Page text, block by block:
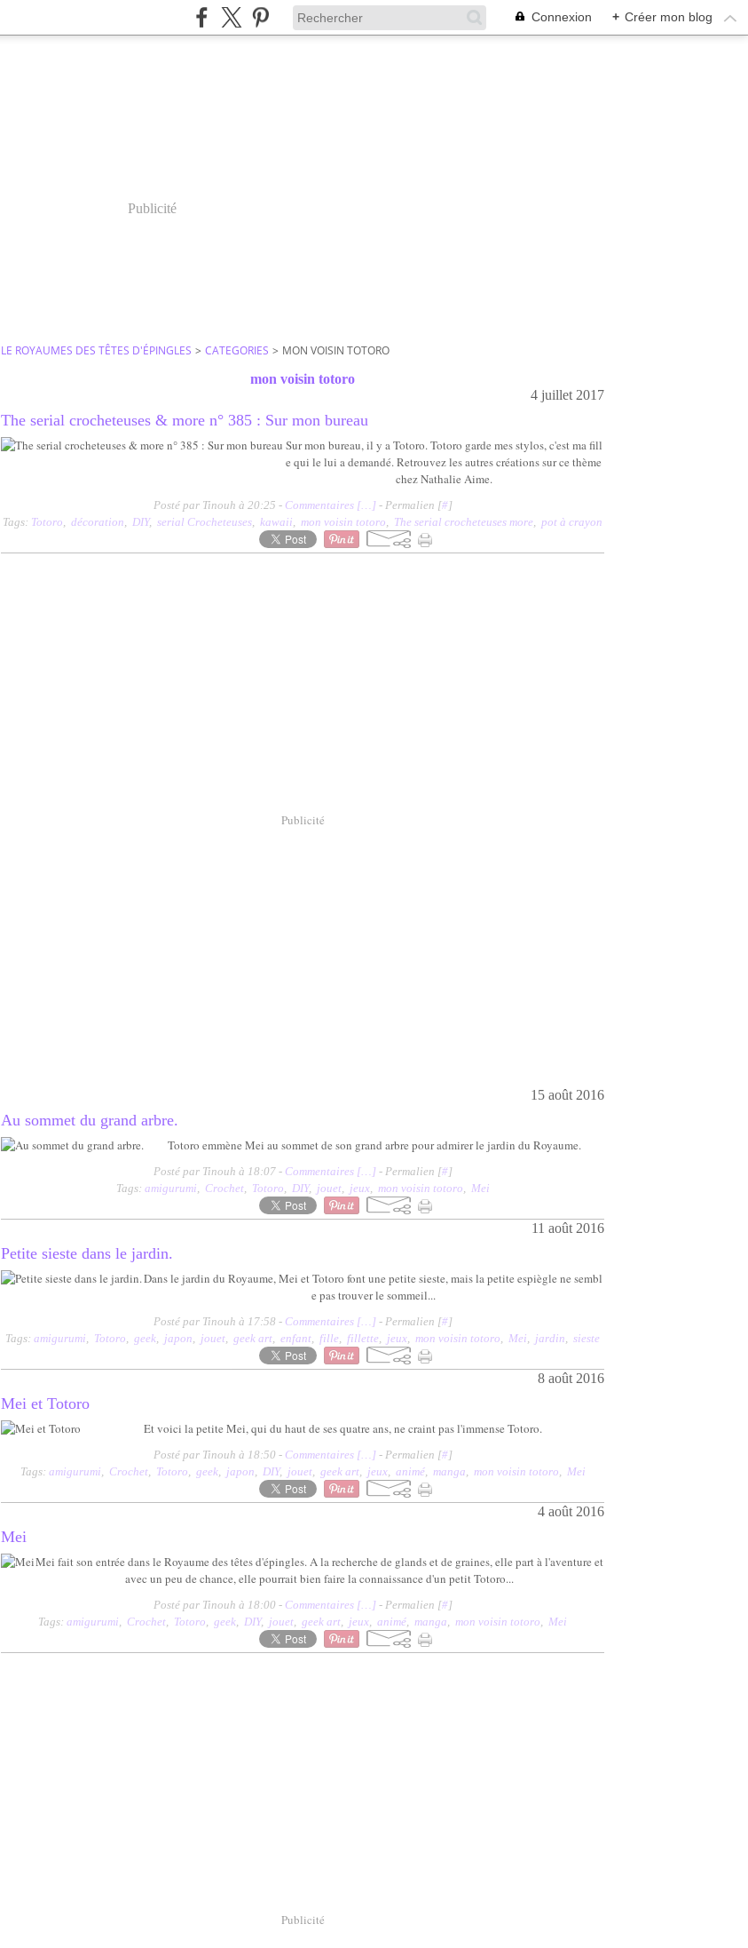
Connexion + Créer mon blog
Publicité
LE ROYAUMES DES TÊTES D'ÉPINGLES > CATEGORIES > MON VOISIN TOTORO
mon voisin totoro
4 juillet 2017
The serial crocheteuses & more n° 385 : Sur mon bureau
Sur mon bureau, il y a Totoro. Totoro garde mes stylos, c'est ma fill
e qui le lui a demandé. Retrouvez les autres créations sur ce thème
chez Nathalie Aime.
Posté par Tinouh à 20:25 - Commentaires [… ]- Permalien [#]
Tags: Totoro, décoration, DIY, serial Crocheteuses, kawaii, mon voisin totoro, The serial crocheteuses more, pot à crayon
Publicité
15 août 2016
Au sommet du grand arbre.
Totoro emmène Mei au sommet de son grand arbre pour admirer le jardin du Royaume.
Posté par Tinouh à 18:07 - Commentaires [… ]- Permalien [#]
Tags: amigurumi, Crochet, Totoro, DIY, jouet, jeux, mon voisin totoro, Mei
11 août 2016
Petite sieste dans le jardin.
Dans le jardin du Royaume, Mei et Totoro font une petite sieste, mais la petite espiègle ne sembl
e pas trouver le sommeil...
Posté par Tinouh à 17:58 - Commentaires [… ]- Permalien [#]
Tags: amigurumi, Totoro, geek, japon, jouet, geek art, enfant, fille, fillette, jeux, mon voisin totoro, Mei, jardin, sieste
8 août 2016
Mei et Totoro
Et voici la petite Mei, qui du haut de ses quatre ans, ne craint pas l'immense Totoro.
Posté par Tinouh à 18:50 - Commentaires [… ]- Permalien [#]
Tags: amigurumi, Crochet, Totoro, geek, japon, DIY, jouet, geek art, jeux, animé, manga, mon voisin totoro, Mei
4 août 2016
Mei
Mei fait son entrée dans le Royaume des têtes d'épingles. A la recherche de glands et de graines, elle part à l'aventure et
avec un peu de chance, elle pourrait bien faire la connaissance d'un petit Totoro...
Posté par Tinouh à 18:00 - Commentaires [… ]- Permalien [#]
Tags: amigurumi, Crochet, Totoro, geek, DIY, jouet, geek art, jeux, animé, manga, mon voisin totoro, Mei
Publicité